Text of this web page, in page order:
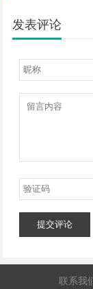
发表评论
提交评论
联系我